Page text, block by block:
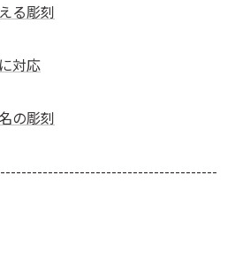
る彫刻
対応
の彫刻